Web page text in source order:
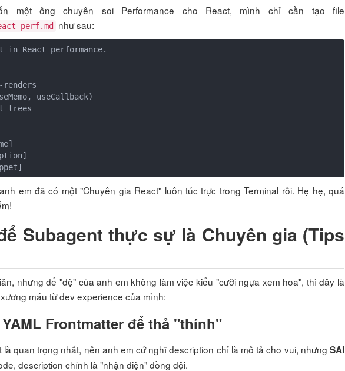
một ông chuyên soi Performance cho React, mình chỉ cần tạo file
perf.md như sau:
in React performance.
trees
em đã có một "Chuyên gia React" luôn túc trực trong Terminal rồi. Hẹ hẹ, quá
Subagent thực sự là Chuyên gia (Tips
nhưng để "đệ" của anh em không làm việc kiểu "cưỡi ngựa xem hoa", thì đây là
máu từ dev experience của mình:
Frontmatter để thả "thính"
là quan trọng nhất, nên anh em cứ nghĩ description chỉ là mô tả cho vui, nhưng SAI
description chính là "nhận diện" đồng đội.